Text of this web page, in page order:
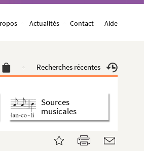
Actualités Contact Aide
Recherches récentes
Sources
musicales